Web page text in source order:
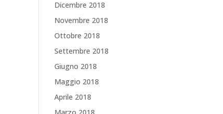
Dicembre 2018
Novembre 2018
Ottobre 2018
Settembre 2018
Giugno 2018
Maggio 2018
Aprile 2018
Marzo 2018